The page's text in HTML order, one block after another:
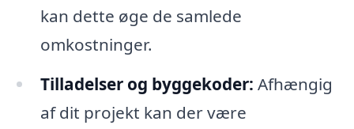
kan dette øge de samlede
omkostninger.
Tilladelser og byggekoder: Afhængig
af dit projekt kan der være